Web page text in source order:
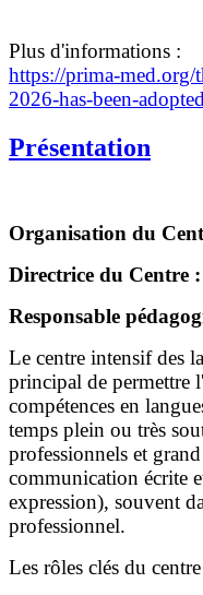
Plus d'informations :
https://prima-med.org/
2026-has-been-
Présentation
Organisation du
Directrice du Centre
Responsable
Le centre intensif des
principal de permettre
compétences en
temps plein ou très
professionnels et
communication écrite
expression), souvent
professionnel.
Les rôles clés du